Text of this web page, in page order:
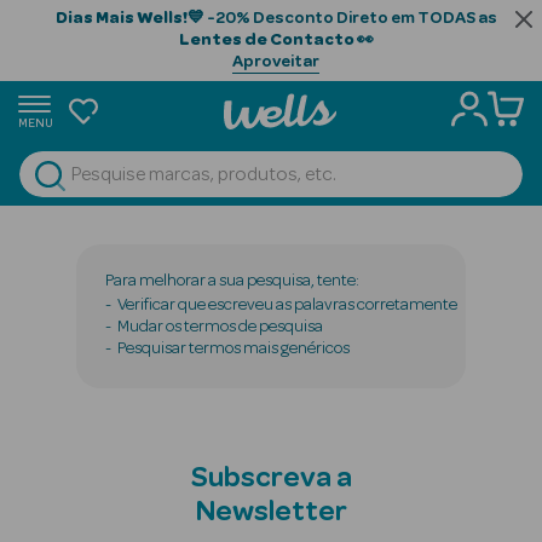
Dias Mais Wells!💙 -20% Desconto Direto em TODAS as
Lentes de Contacto👀
Aproveitar
MENU
Ver Tudo
Beauty Season
Cabelo
Profissional
Beauty Season
Para melhorar a sua pesquisa, tente:
Verificar que escreveu as palavras corretamente
Mudar os termos de pesquisa
Pesquisar termos mais genéricos
Subscreva a
Newsletter